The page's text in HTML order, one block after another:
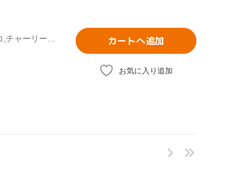
カートへ追加
お気に入り追加